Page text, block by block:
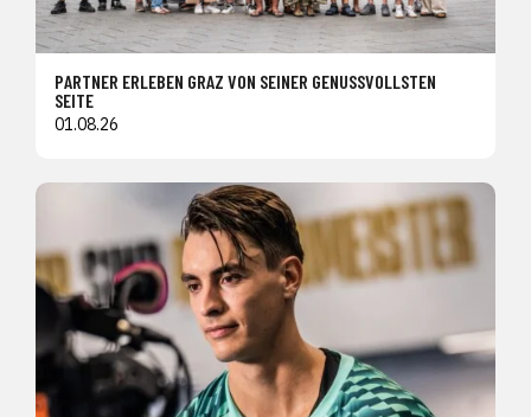
PARTNER ERLEBEN GRAZ VON SEINER GENUSSVOLLSTEN
SEITE
01.08.26